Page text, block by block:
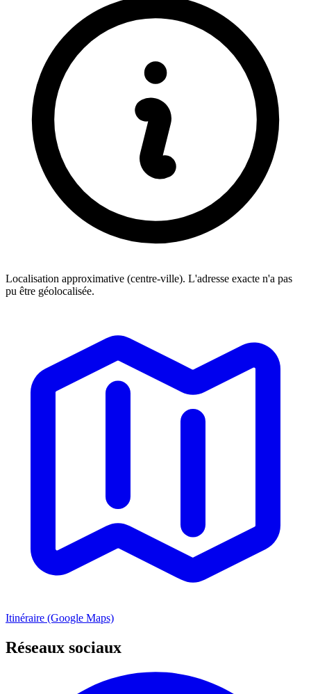
Localisation approximative (centre-ville). L'adresse exacte n'a pas
pu être géolocalisée.
Itinéraire (Google Maps)
Réseaux sociaux